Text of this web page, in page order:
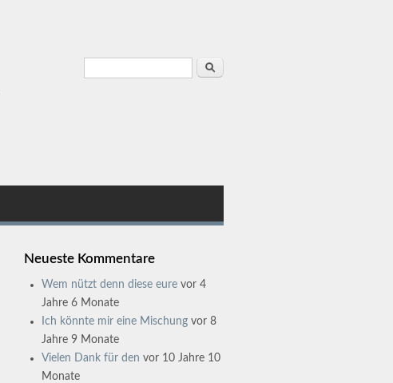
Suche
Neueste Kommentare
Wem nützt denn diese eure vor 4
Jahre 6 Monate
Ich könnte mir eine Mischung vor 8
Jahre 9 Monate
Vielen Dank für den vor 10 Jahre 10
Monate